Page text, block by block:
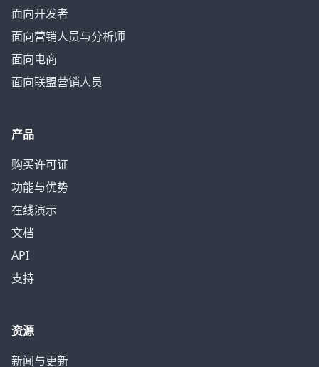
面向开发者
面向营销人员与分析师
面向电商
面向联盟营销人员
产品
购买许可证
功能与优势
在线演示
文档
API
支持
资源
新闻与更新